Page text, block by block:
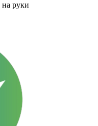
на руки